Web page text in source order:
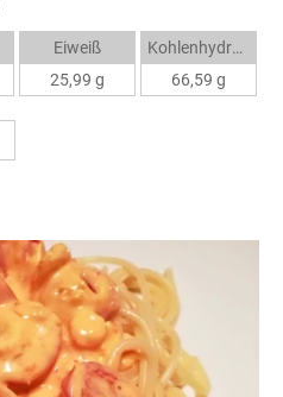
Eiweiß
25,99 g
Kohlenhydrate
66,59 g